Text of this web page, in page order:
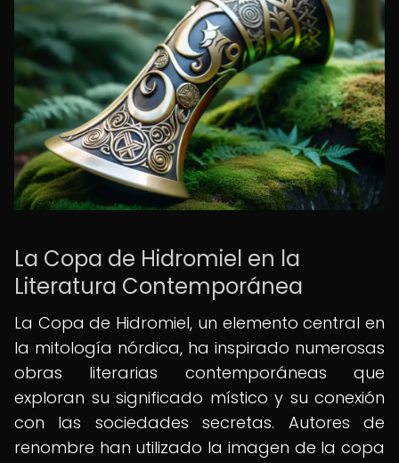
La Copa de Hidromiel en la
Literatura Contemporánea
La Copa de Hidromiel, un elemento central en
la mitología nórdica, ha inspirado numerosas
obras literarias contemporáneas que
exploran su significado místico y su conexión
con las sociedades secretas. Autores de
renombre han utilizado la imagen de la copa